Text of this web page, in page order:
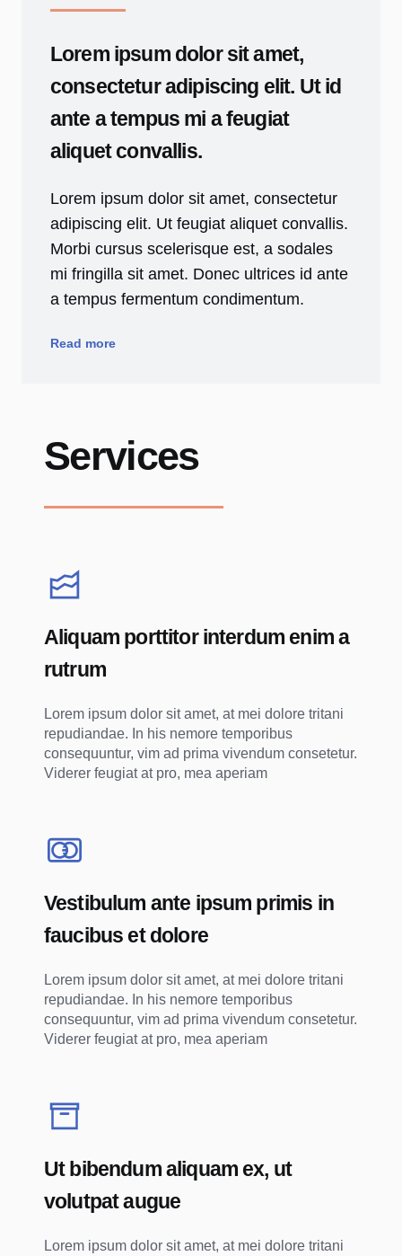
Lorem ipsum dolor sit amet,
consectetur adipiscing elit. Ut id
ante a tempus mi a feugiat
aliquet convallis.
Lorem ipsum dolor sit amet, consectetur
adipiscing elit. Ut feugiat aliquet convallis.
Morbi cursus scelerisque est, a sodales
mi fringilla sit amet. Donec ultrices id ante
a tempus fermentum condimentum.
Read more
Services
Aliquam porttitor interdum enim a
rutrum
Lorem ipsum dolor sit amet, at mei dolore tritani
repudiandae. In his nemore temporibus
consequuntur, vim ad prima vivendum consetetur.
Viderer feugiat at pro, mea aperiam
Vestibulum ante ipsum primis in
faucibus et dolore
Lorem ipsum dolor sit amet, at mei dolore tritani
repudiandae. In his nemore temporibus
consequuntur, vim ad prima vivendum consetetur.
Viderer feugiat at pro, mea aperiam
Ut bibendum aliquam ex, ut
volutpat augue
Lorem ipsum dolor sit amet, at mei dolore tritani